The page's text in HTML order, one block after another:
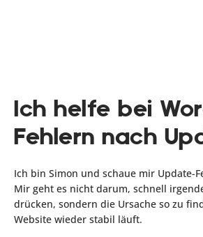
Ich helfe bei
Fehlern nach
Ich bin Simon und schaue mir Update-
Mir geht es nicht darum, schnell
drücken, sondern die Ursache so zu
Website wieder stabil läuft.